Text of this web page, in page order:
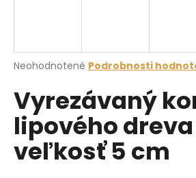
Priemerné
produktu
je
0,0
5
hviezdičiek.
Neohodnotené Podrobnosti
Vyrezávaný
lipového
veľkosť 5 cm
s
ť
?
HĽADAŤ